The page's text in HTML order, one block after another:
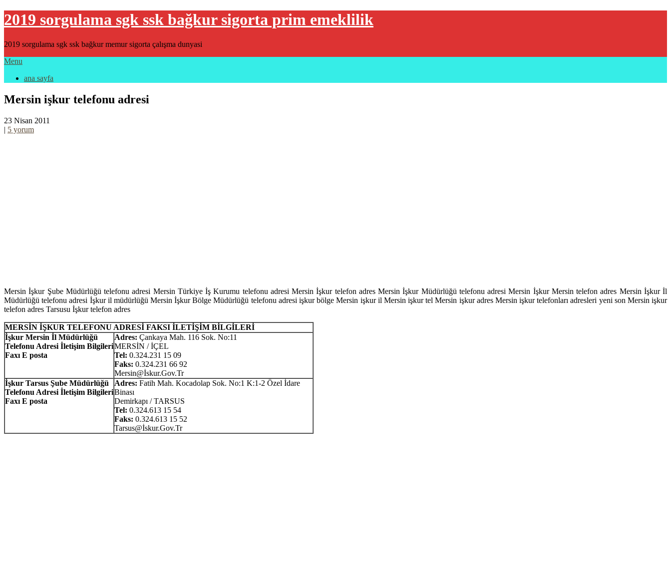
2019 sorgulama sgk ssk bağkur sigorta prim emeklilik
2019 sorgulama sgk ssk bağkur memur sigorta çalışma dunyasi
Menu
ana sayfa
Mersin işkur telefonu adresi
23 Nisan 2011
| 5 yorum
Mersin İşkur Şube Müdürlüğü telefonu adresi Mersin Türkiye İş Kurumu telefonu adresi Mersin İşkur telefon adres Mersin İşkur Müdürlüğü telefonu adresi Mersin İşkur Mersin telefon adres Mersin İşkur İl
Müdürlüğü telefonu adresi İşkur il müdürlüğü Mersin İşkur Bölge Müdürlüğü telefonu adresi işkur bölge Mersin işkur il Mersin işkur tel Mersin işkur adres Mersin işkur telefonları adresleri yeni son Mersin işkur
telefon adres Tarsusu İşkur telefon adres
MERSİN İŞKUR TELEFONU ADRESİ FAKSI İLETİŞİM BİLGİLERİ
İşkur Mersin İl Müdürlüğü
Telefonu Adresi İletişim Bilgileri
Faxı E posta
Adres: Çankaya Mah. 116 Sok. No:11
MERSİN / İÇEL
Tel: 0.324.231 15 09
Faks: 0.324.231 66 92
Mersin@İskur.Gov.Tr
İşkur Tarsus Şube Müdürlüğü
Telefonu Adresi İletişim Bilgileri
Faxı E posta
Adres: Fatih Mah. Kocadolap Sok. No:1 K:1-2 Özel İdare
Binası
Demirkapı / TARSUS
Tel: 0.324.613 15 54
Faks: 0.324.613 15 52
Tarsus@İskur.Gov.Tr